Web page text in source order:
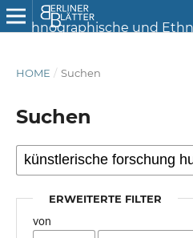
HOME / Suchen
Suchen
ERWEITERTE FILTER
von